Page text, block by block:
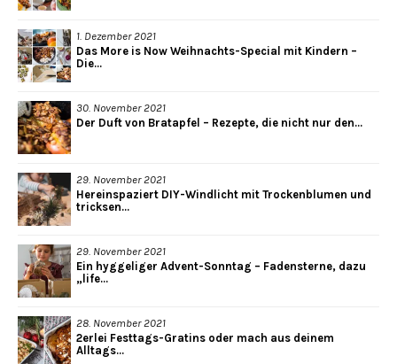
1. Dezember 2021
Das More is Now Weihnachts-Special mit Kindern –
Die...
30. November 2021
Der Duft von Bratapfel – Rezepte, die nicht nur den...
29. November 2021
Hereinspaziert DIY-Windlicht mit Trockenblumen und
tricksen...
29. November 2021
Ein hyggeliger Advent-Sonntag – Fadensterne, dazu
„life...
28. November 2021
2erlei Festtags-Gratins oder mach aus deinem
Alltags...